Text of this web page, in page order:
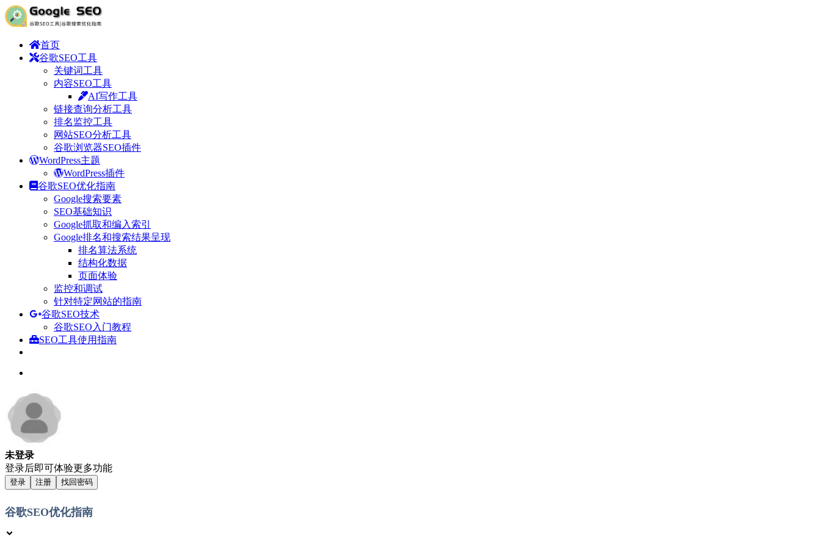
首页
谷歌SEO工具
关键词工具
内容SEO工具
AI写作工具
链接查询分析工具
排名监控工具
网站SEO分析工具
谷歌浏览器SEO插件
WordPress主题
WordPress插件
谷歌SEO优化指南
Google搜索要素
SEO基础知识
Google抓取和编入索引
Google排名和搜索结果呈现
排名算法系统
结构化数据
页面体验
监控和调试
针对特定网站的指南
谷歌SEO技术
谷歌SEO入门教程
SEO工具使用指南
未登录
登录后即可体验更多功能
登录 注册 找回密码
谷歌SEO优化指南